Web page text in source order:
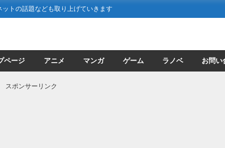
トの話題なども取り上げていきます
ページ アニメ マンガ ゲーム ラノベ お問い
スポンサーリンク